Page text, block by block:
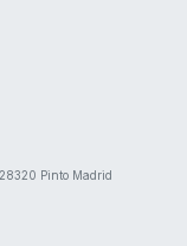
Pinto Madrid